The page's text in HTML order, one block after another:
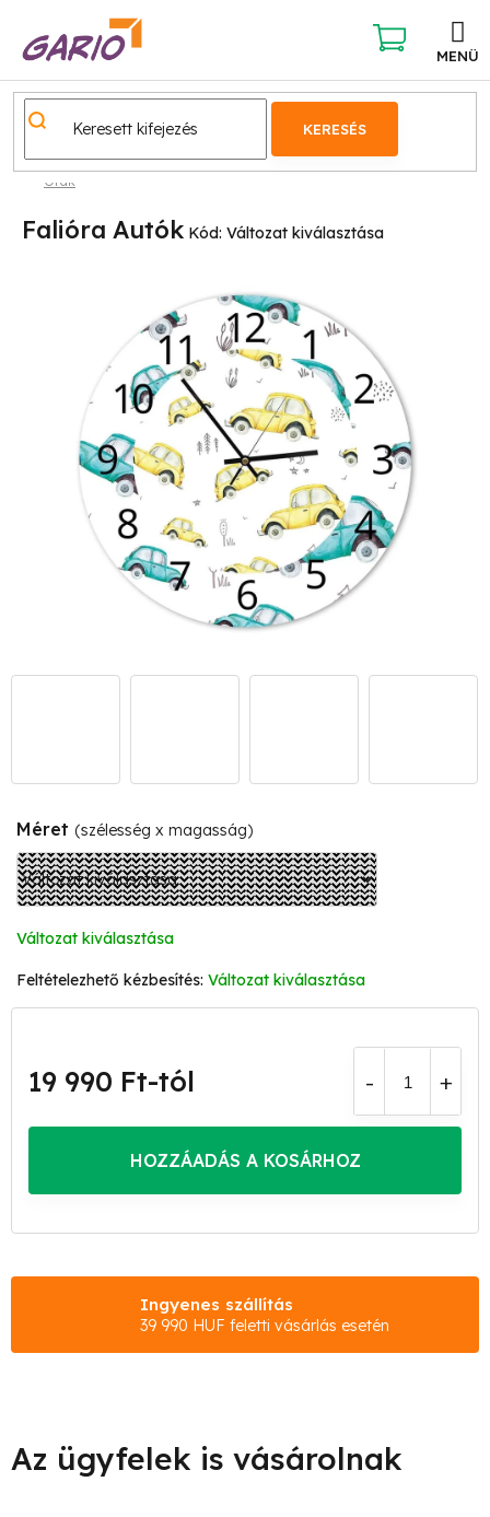
KERESÉS
KOSÁR
Órák
Falióra Autók Kód: Változat kiválasztása
Méret (szélesség x magasság)
Változat kiválasztása
Változat kiválasztása
19 990 Ft-tól
HOZZÁADÁS A KOSÁRHOZ
Ingyenes szállítás
39 990 HUF feletti vásárlás esetén